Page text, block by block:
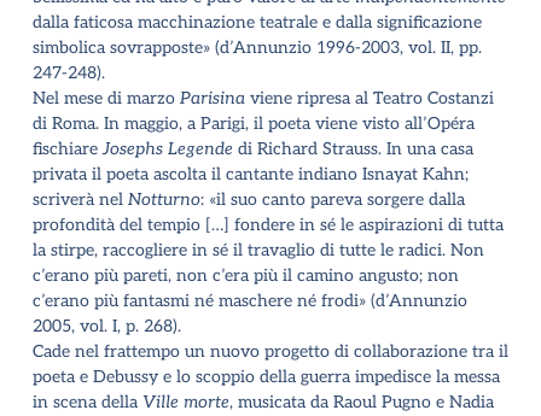
dalla faticosa macchinazione teatrale e dalla significazione
simbolica sovrapposte» (d’Annunzio 1996-2003, vol. II, pp.
247-248).
Nel mese di marzo Parisina viene ripresa al Teatro Costanzi
di Roma. In maggio, a Parigi, il poeta viene visto all’Opéra
fischiareJosephs Legende di Richard Strauss. In una casa
privata il poeta ascolta il cantante indiano Isnayat Kahn;
scriverà nel Notturno: «il suo canto pareva sorgere dalla
profondità del tempio […] fondere in sé le aspirazioni di tutta
la stirpe, raccogliere in sé il travaglio di tutte le radici. Non
c’erano più pareti, non c’era più il camino angusto; non
c’erano più fantasmi né maschere né frodi» (d’Annunzio
2005, vol. I, p. 268).
Cade nel frattempo un nuovo progetto di collaborazione tra il
poeta e Debussy e lo scoppio della guerra impedisce la messa
in scena della Ville morte, musicata da Raoul Pugno e Nadia